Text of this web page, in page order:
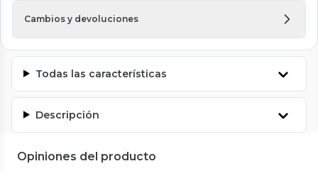
Cambios y devoluciones
Todas las características
Descripción
Opiniones del producto